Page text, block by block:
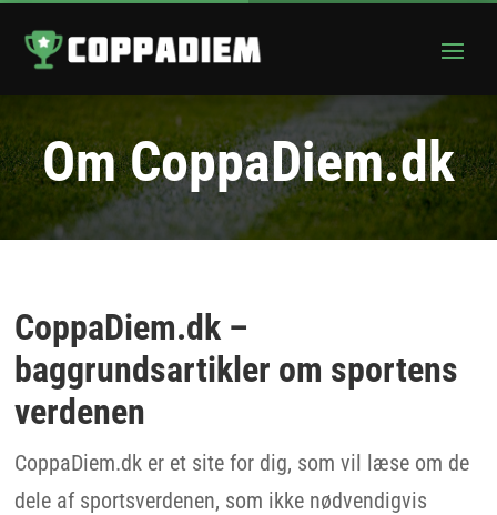
Om CoppaDiem.dk
CoppaDiem.dk –
baggrundsartikler om sportens
verdenen
CoppaDiem.dk er et site for dig, som vil læse om de
dele af sportsverdenen, som ikke nødvendigvis